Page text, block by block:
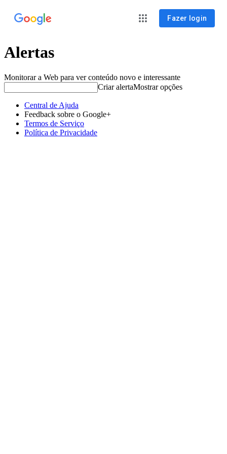
Fazer login
Alertas
Monitorar a Web para ver conteúdo novo e interessante
Criar alertaMostrar opções
Central de Ajuda
Feedback sobre o Google+
Termos de Serviço
Política de Privacidade